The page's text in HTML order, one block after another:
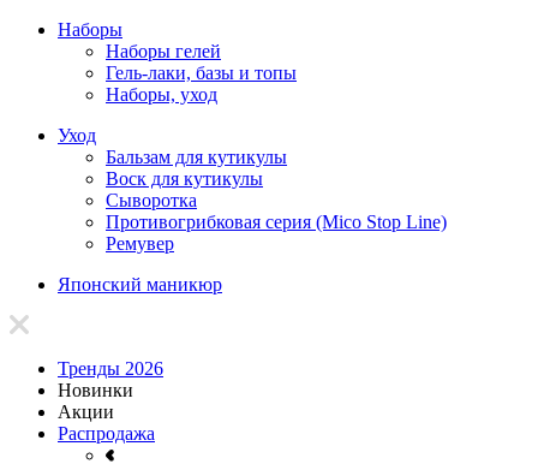
Наборы
Наборы гелей
Гель-лаки, базы и топы
Наборы, уход
Уход
Бальзам для кутикулы
Воск для кутикулы
Сыворотка
Противогрибковая серия (Mico Stop Line)
Ремувер
Японский маникюр
Тренды 2026
Новинки
Акции
Распродажа